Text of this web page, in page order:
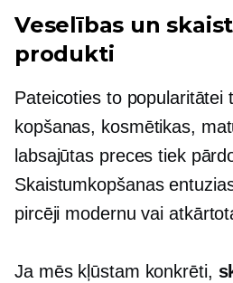
Veselības un
produkti
Pateicoties to popularitātei
kopšanas, kosmētikas,
labsajūtas preces tiek
Skaistumkopšanas
pircēji modernu vai
Ja mēs kļūstam konkrēti,